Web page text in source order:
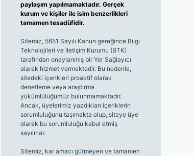
paylaşım yapılmamaktadır. Gerçek
kurum ve kişiler ile isim benzerlikleri
tamamen tesadüfidir.
Sitemiz, 5651 Sayılı Kanun gereğince Bilgi
Teknolojileri ve İletişim Kurumu (BTK)
tarafından onaylanmış bir Yer Sağlayıcı
olarak hizmet vermektedir. Bu nedenle,
sitedeki içerikleri proaktif olarak
denetleme veya araştırma
yükümlülüğümüz bulunmamaktadır.
Ancak, üyelerimiz yazdıkları içeriklerin
sorumluluğunu taşımakta olup, siteye üye
olarak bu sorumluluğu kabul etmiş
sayılırlar.
Sitemiz, kar amacı gütmeyen ve tamamen